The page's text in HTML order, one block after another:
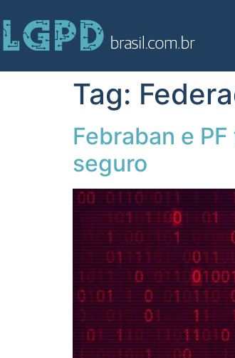
Tag:
Febraban e
seguro